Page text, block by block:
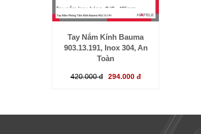
Tay Nắm Kính Bauma
903.13.191, Inox 304, An
Toàn
420.000 đ 294.000 đ